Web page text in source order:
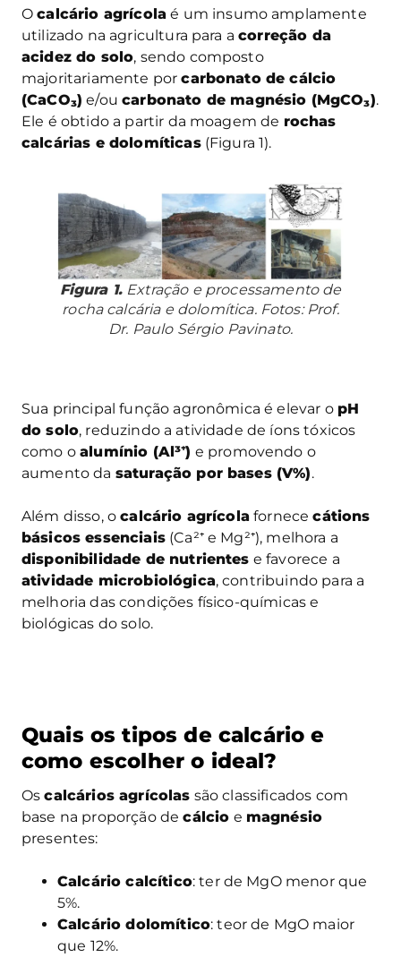
Ocalcário agrícola é um insumo amplamente
utilizado na agricultura para acorreção da
acidez do solo, sendo composto
majoritariamente porcarbonato de cálcio
(CaCO₃) e/oucarbonato de magnésio (MgCO₃).
Ele é obtido a partir da moagem de rochas
calcárias e dolomíticas(Figura 1).
Figura 1.Extração e processamento de
rocha calcária e dolomítica. Fotos: Prof.
Dr. Paulo Sérgio Pavinato.
Sua principal função agronômica é elevar o pH
do solo, reduzindo a atividade de íons tóxicos
como oalumínio (Al³⁺) e promovendo o
aumento da saturação por bases (V%).
Além disso, ocalcário agrícolafornececátions
básicos essenciais(Ca²⁺ e Mg²⁺), melhora a
disponibilidade de nutrientes e favorece a
atividade microbiológica, contribuindo para a
melhoria das condições físico-químicas e
biológicas do solo.
Quais os tipos de calcário e
como escolher o ideal?
Oscalcários agrícolas são classificados com
base na proporção decálcio e magnésio
presentes:
Calcário calcítico: ter de MgO menor que
5%.
Calcário dolomítico: teor de MgO maior
que 12%.